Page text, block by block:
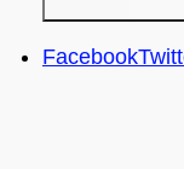
Facebook